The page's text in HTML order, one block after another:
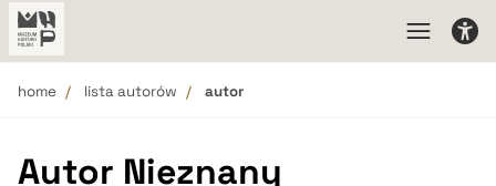
home lista autorów autor
Autor Nieznany